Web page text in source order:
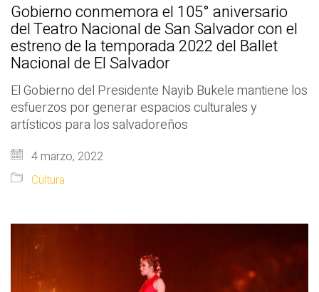
Gobierno conmemora el 105° aniversario
del Teatro Nacional de San Salvador con el
estreno de la temporada 2022 del Ballet
Nacional de El Salvador
El Gobierno del Presidente Nayib Bukele mantiene los
esfuerzos por generar espacios culturales y
artísticos para los salvadoreños
4 marzo, 2022
Cultura